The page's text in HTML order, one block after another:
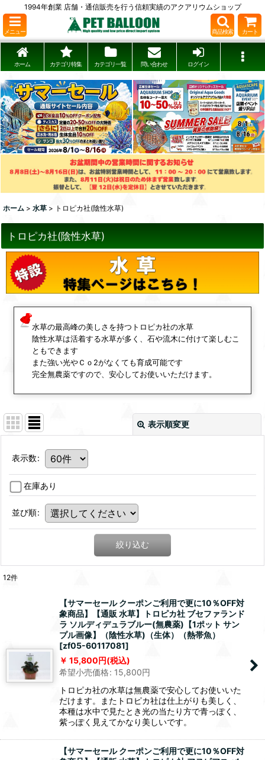
1994年創業 店舗・通信販売を行う信頼実績のアクアリウムショップ
メニュー 商品検索 カート
ホーム カテゴリ特集 カテゴリ一覧 問い合わせ ログイン
ホーム > 水草 > トロピカ社(陰性水草)
トロピカ社(陰性水草)
水草の最高峰の美しさを持つトロピカ社の水草
陰性水草は活着する水草が多く、石や流木に付けて楽しむこ
ともできます
また強い光やＣｏ2がなくても育成可能です
完全無農薬ですので、安心してお使いいただけます。
表示順変更
表示数:
在庫あり
並び順:
絞り込む
12件
【サマーセール クーポンご利用で更に10％OFF対
象商品】【通販 水草】トロピカ社 ブセファランド
ラ ソルディデュラブルー(無農薬)【1ポット サン
プル画像】（陰性水草)（生体）（熱帯魚）
[zf05-60117081]
15,800円(税込)
希望小売価格: 15,800円
トロピカ社の水草は無農薬で安心してお使いいた
だけます。またトロピカ社は仕上がりも美しく、
本種は水中で見たとき光の当たり方で青っぽく、
紫っぽく見えてかなり美しいです。
【サマーセール クーポンご利用で更に10％OFF対